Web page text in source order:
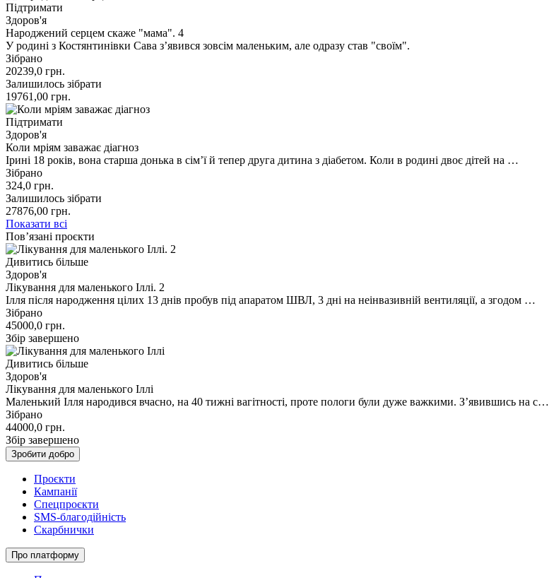
Підтримати
Здоров'я
Народжений серцем скаже "мама". 4
У родині з Костянтинівки Сава з’явився зовсім маленьким, але одразу став "своїм".
Зібрано
20239,0 грн.
Залишилось зібрати
19761,00 грн.
Підтримати
Здоров'я
Коли мріям заважає діагноз
Ірині 18 років, вона старша донька в сім’ї й тепер друга дитина з діабетом. Коли в родині двоє дітей на …
Зібрано
324,0 грн.
Залишилось зібрати
27876,00 грн.
Показати всі
Пов’язані проєкти
Дивитись більше
Здоров'я
Лікування для маленького Іллі. 2
Ілля після народження цілих 13 днів пробув під апаратом ШВЛ, 3 дні на неінвазивній вентиляції, а згодом …
Зібрано
45000,0 грн.
Збір завершено
Дивитись більше
Здоров'я
Лікування для маленького Іллі
Маленький Ілля народився вчасно, на 40 тижні вагітності, проте пологи були дуже важкими. Зʼявившись на с…
Зібрано
44000,0 грн.
Збір завершено
Зробити добро
Проєкти
Кампанії
Спецпроєкти
SMS-благодійність
Скарбнички
Про платформу